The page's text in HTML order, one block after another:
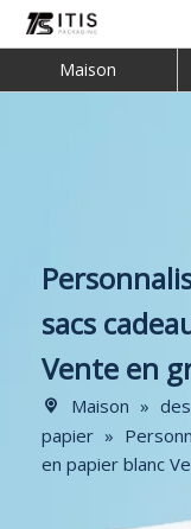
Maison
sacs
Vente en
Maison »
papier »
en papier blanc